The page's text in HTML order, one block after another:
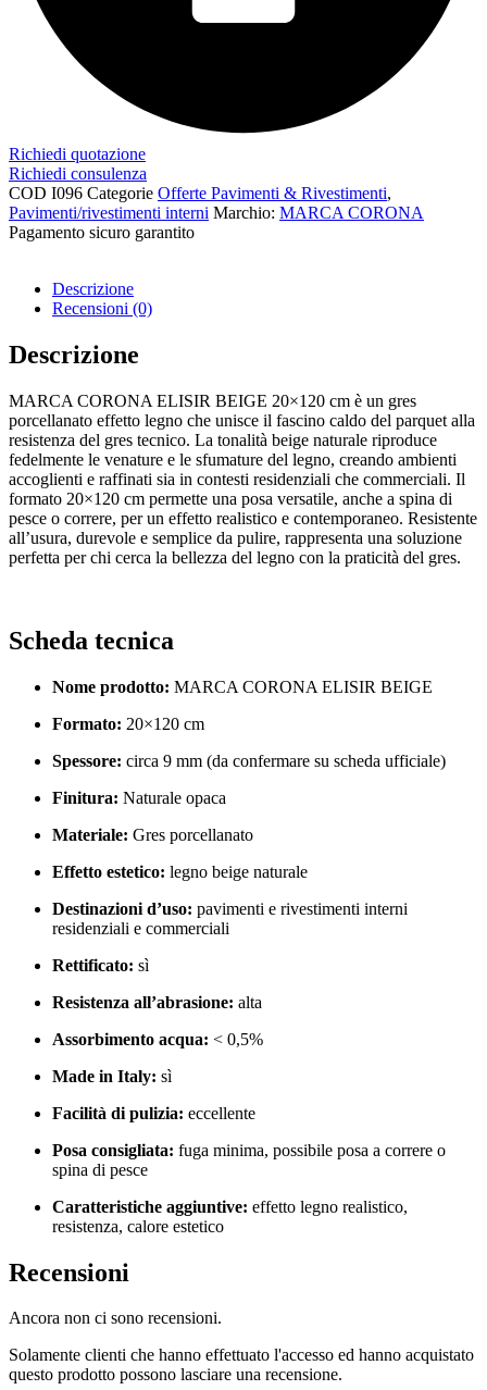
Richiedi quotazione
Richiedi consulenza
COD I096 Categorie Offerte Pavimenti & Rivestimenti,
Pavimenti/rivestimenti interni Marchio: MARCA CORONA
Pagamento sicuro garantito​
Descrizione
Recensioni (0)
Descrizione
MARCA CORONA ELISIR BEIGE 20×120 cm è un gres
porcellanato effetto legno che unisce il fascino caldo del parquet alla
resistenza del gres tecnico. La tonalità beige naturale riproduce
fedelmente le venature e le sfumature del legno, creando ambienti
accoglienti e raffinati sia in contesti residenziali che commerciali. Il
formato 20×120 cm permette una posa versatile, anche a spina di
pesce o correre, per un effetto realistico e contemporaneo. Resistente
all’usura, durevole e semplice da pulire, rappresenta una soluzione
perfetta per chi cerca la bellezza del legno con la praticità del gres.
Scheda tecnica
Nome prodotto: MARCA CORONA ELISIR BEIGE
Formato: 20×120 cm
Spessore: circa 9 mm (da confermare su scheda ufficiale)
Finitura: Naturale opaca
Materiale: Gres porcellanato
Effetto estetico: legno beige naturale
Destinazioni d’uso: pavimenti e rivestimenti interni
residenziali e commerciali
Rettificato: sì
Resistenza all’abrasione: alta
Assorbimento acqua: < 0,5%
Made in Italy: sì
Facilità di pulizia: eccellente
Posa consigliata: fuga minima, possibile posa a correre o
spina di pesce
Caratteristiche aggiuntive: effetto legno realistico,
resistenza, calore estetico
Recensioni
Ancora non ci sono recensioni.
Solamente clienti che hanno effettuato l'accesso ed hanno acquistato
questo prodotto possono lasciare una recensione.